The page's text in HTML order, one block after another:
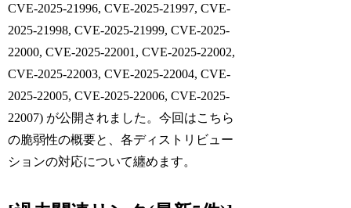
CVE-2025-21996, CVE-2025-21997, CVE-
2025-21998, CVE-2025-21999, CVE-2025-
22000, CVE-2025-22001, CVE-2025-22002,
CVE-2025-22003, CVE-2025-22004, CVE-
2025-22005, CVE-2025-22006, CVE-2025-
22007) が公開されました。今回はこちら
の脆弱性の概要と、各ディストリビュー
ションの対応について纏めます。